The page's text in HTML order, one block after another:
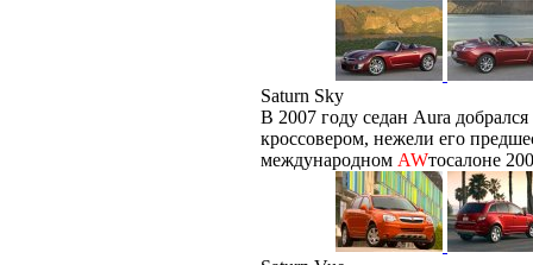
Saturn Sky
В 2007 году седан Aura
кроссовером, нежели его
международном AWтосалоне